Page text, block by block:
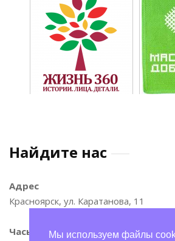
Найдите нас
Адрес
Красноярск, ул. Каратанова, 11
Часы
Мы используем файлы